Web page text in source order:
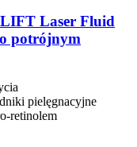
Laser Fluid
potrójnym
pielęgnacyjne
retinolem